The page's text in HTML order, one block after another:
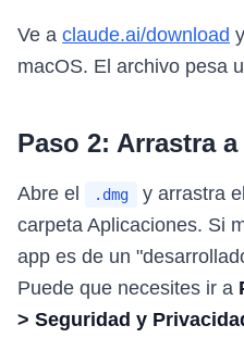
Ve a claude.ai/download
macOS. El archivo pesa
Paso 2: Arrastra
Abre el .dmg
y arrastra
carpeta Aplicaciones. Si
app es de un
Puede que necesites ir a
> Seguridad y